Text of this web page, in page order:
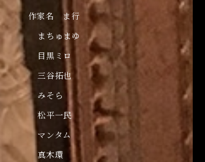
作家名 ま行
まちゅまゆ
目黒ミロ
三谷拓也
みそら
松平一民
マンタム
真木環